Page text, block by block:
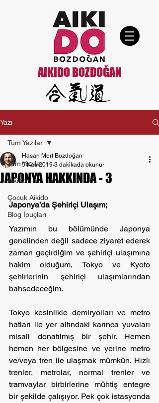
AIKIDO BOZDOĞAN
Yazı
Tüm Yazılar
Aikido
Çocuk Aikido
Blog İpuçları
Tüm Yazılar
JAPONYA HAKKINDA - 3
Hasan Mert Bozdoğan
5 Kas 2019 3 dakikada okunur
Japonya’da Şehiriçi Ulaşım;
Yazımın bu bölümünde Japonya
genelinden değil sadece ziyaret ederek
zaman geçirdiğim ve şehiriçi ulaşımına
hakim olduğum, Tokyo ve Kyoto
şehirlerinin şehiriçi ulaşımlarından
bahsedeceğim.
Tokyo kesinlikle demiryolları ve metro
hatları ile yer altındaki karınca yuvaları
misali donatılmış bir şehir. Hemen
hemen her bölgesine ve yerine metro
ve/veya tren ile ulaşmak mümkün. Hızlı
trenler, metrolar, normal trenler ve
tramvaylar birbirlerine mühtiş entegre
bir şekilde çalışıyor. Pek çok istasyonda